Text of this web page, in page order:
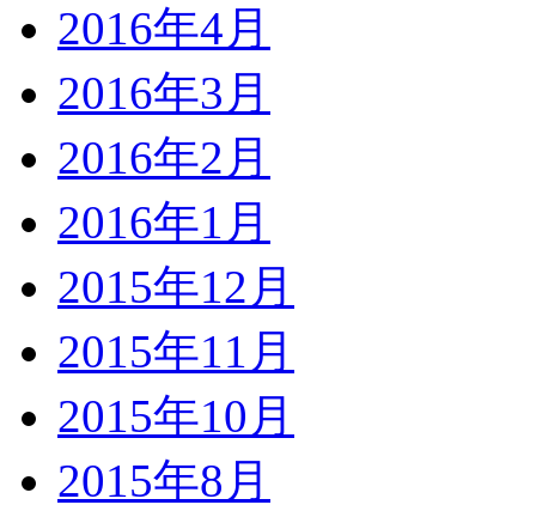
2016年4月
2016年3月
2016年2月
2016年1月
2015年12月
2015年11月
2015年10月
2015年8月